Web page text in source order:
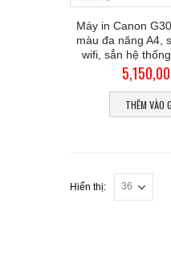
Máy in Canon
màu đa năng A4,
wifi, sẳn hệ
THÊM VÀO
Hiển thị: